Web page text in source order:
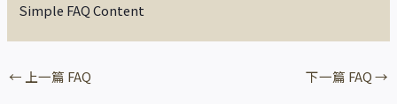
Simple FAQ Content
← 上一篇 FAQ 下一篇 FAQ→